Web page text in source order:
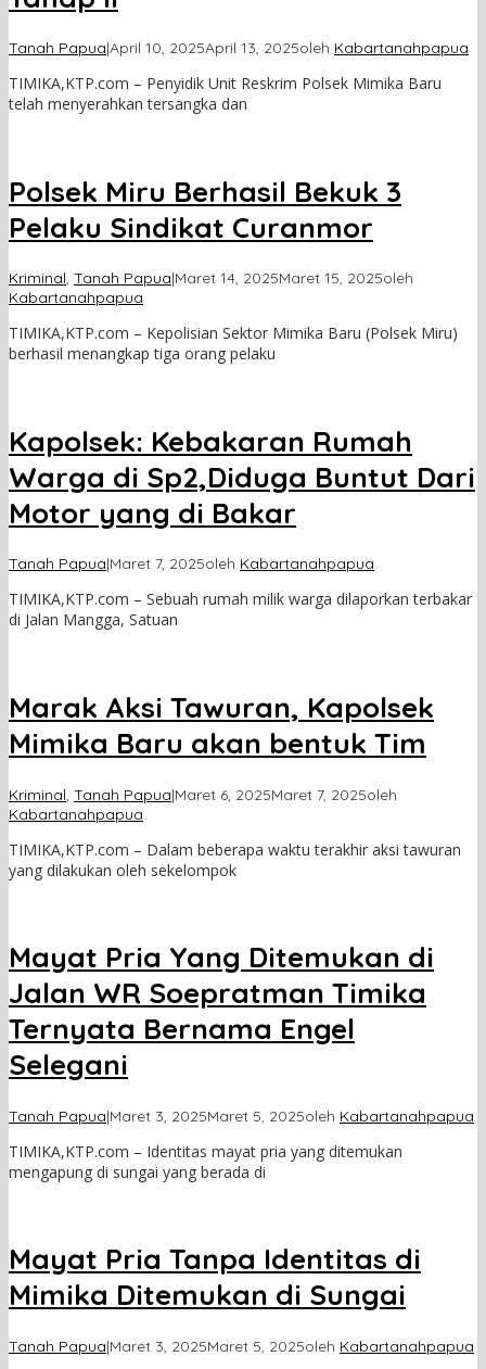
Tanah Papua|April 10, 2025April 13, 2025oleh Kabartanahpapua
TIMIKA,KTP.com – Penyidik Unit Reskrim Polsek Mimika Baru
telah menyerahkan tersangka dan
Polsek Miru Berhasil Bekuk 3
Pelaku Sindikat Curanmor
Kriminal, Tanah Papua|Maret 14, 2025Maret 15, 2025oleh
Kabartanahpapua
TIMIKA,KTP.com – Kepolisian Sektor Mimika Baru (Polsek Miru)
berhasil menangkap tiga orang pelaku
Kapolsek: Kebakaran Rumah
Warga di Sp2,Diduga Buntut Dari
Motor yang di Bakar
Tanah Papua|Maret 7, 2025oleh Kabartanahpapua
TIMIKA,KTP.com – Sebuah rumah milik warga dilaporkan terbakar
di Jalan Mangga, Satuan
Marak Aksi Tawuran, Kapolsek
Mimika Baru akan bentuk Tim
Kriminal, Tanah Papua|Maret 6, 2025Maret 7, 2025oleh
Kabartanahpapua
TIMIKA,KTP.com – Dalam beberapa waktu terakhir aksi tawuran
yang dilakukan oleh sekelompok
Mayat Pria Yang Ditemukan di
Jalan WR Soepratman Timika
Ternyata Bernama Engel
Selegani
Tanah Papua|Maret 3, 2025Maret 5, 2025oleh Kabartanahpapua
TIMIKA,KTP.com – Identitas mayat pria yang ditemukan
mengapung di sungai yang berada di
Mayat Pria Tanpa Identitas di
Mimika Ditemukan di Sungai
Tanah Papua|Maret 3, 2025Maret 5, 2025oleh Kabartanahpapua